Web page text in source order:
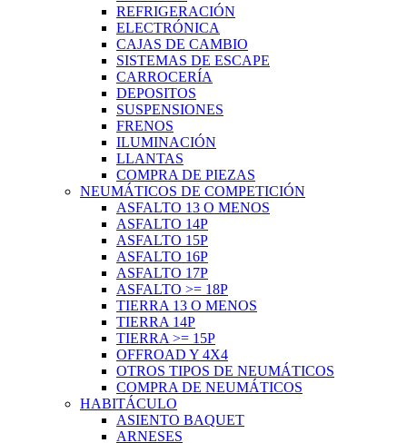
REFRIGERACIÓN
ELECTRÓNICA
CAJAS DE CAMBIO
SISTEMAS DE ESCAPE
CARROCERÍA
DEPOSITOS
SUSPENSIONES
FRENOS
ILUMINACIÓN
LLANTAS
COMPRA DE PIEZAS
NEUMÁTICOS DE COMPETICIÓN
ASFALTO 13 O MENOS
ASFALTO 14P
ASFALTO 15P
ASFALTO 16P
ASFALTO 17P
ASFALTO >= 18P
TIERRA 13 O MENOS
TIERRA 14P
TIERRA >= 15P
OFFROAD Y 4X4
OTROS TIPOS DE NEUMÁTICOS
COMPRA DE NEUMÁTICOS
HABITÁCULO
ASIENTO BAQUET
ARNESES